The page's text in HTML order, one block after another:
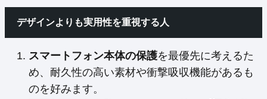
デザインよりも実用性を重視する人
スマートフォン本体の保護を最優先に考えるた
め、耐久性の高い素材や衝撃吸収機能があるも
のを好みます。